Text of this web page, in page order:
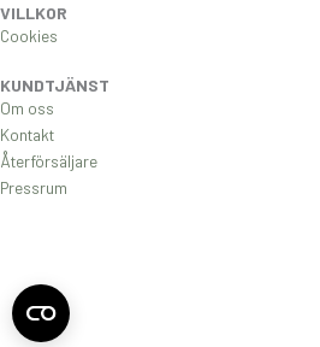
VILLKOR
Cookies
KUNDTJÄNST
Om oss
Kontakt
Återförsäljare
Pressrum